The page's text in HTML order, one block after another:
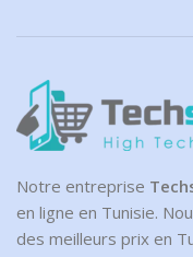
Notre entreprise
en ligne en Tunisie.
des meilleurs prix en